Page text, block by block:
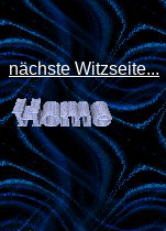
nächste Witzseite...